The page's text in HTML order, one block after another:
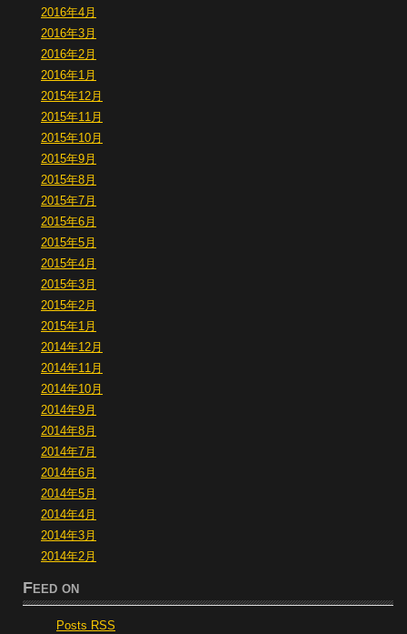
2016年4月
2016年3月
2016年2月
2016年1月
2015年12月
2015年11月
2015年10月
2015年9月
2015年8月
2015年7月
2015年6月
2015年5月
2015年4月
2015年3月
2015年2月
2015年1月
2014年12月
2014年11月
2014年10月
2014年9月
2014年8月
2014年7月
2014年6月
2014年5月
2014年4月
2014年3月
2014年2月
Feed on
Posts RSS